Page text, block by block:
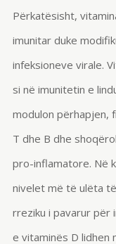
Përkatësisht,
imunitar duke
infeksioneve virale.
si në imunitetin e
modulon përhapjen,
T dhe B dhe
pro-inflamatore. Në
nivelet më të ulëta
rreziku i pavarur për
e vitaminës D lidhen